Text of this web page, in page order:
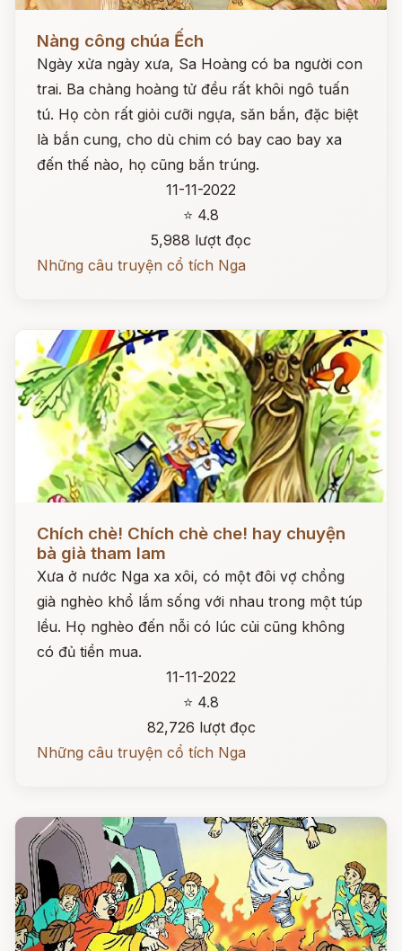
Nàng công chúa Ếch
Ngày xửa ngày xưa, Sa Hoàng có ba người con
trai. Ba chàng hoàng tử đều rất khôi ngô tuấn
tú. Họ còn rất giỏi cưỡi ngựa, săn bắn, đặc biệt
là bắn cung, cho dù chim có bay cao bay xa
đến thế nào, họ cũng bắn trúng.
11-11-2022
⭐ 4.8
5,988 lượt đọc
Những câu truyện cổ tích Nga
Chích chè! Chích chè che! hay chuyện
bà già tham lam
Xưa ở nước Nga xa xôi, có một đôi vợ chồng
già nghèo khổ lắm sống với nhau trong một túp
lều. Họ nghèo đến nỗi có lúc củi cũng không
có đủ tiền mua.
11-11-2022
⭐ 4.8
82,726 lượt đọc
Những câu truyện cổ tích Nga